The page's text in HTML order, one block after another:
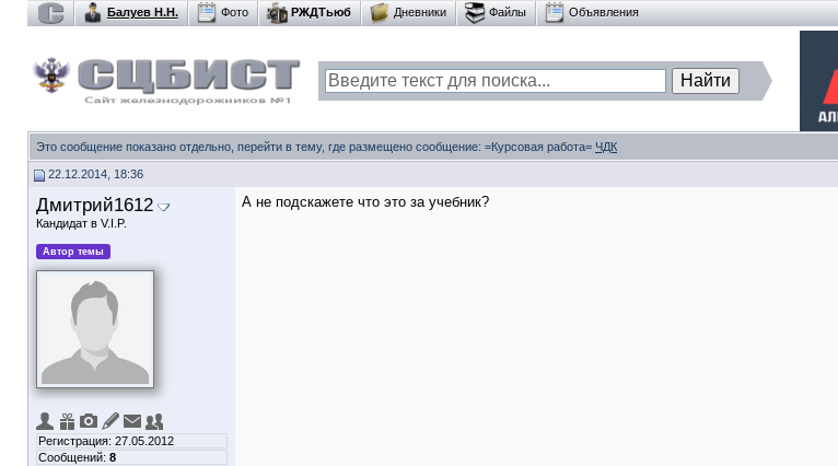
Балуев Н.Н. Фото РЖДТьюб Дневники Файлы Объявления
Это сообщение показано отдельно, перейти в тему, где размещено сообщение: =Курсовая работа= ЧДК
22.12.2014, 18:36
Дмитрий1612
Кандидат в V.I.P.
Автор темы
Регистрация: 27.05.2012
Сообщений: 8
А не подскажете что это за учебник?